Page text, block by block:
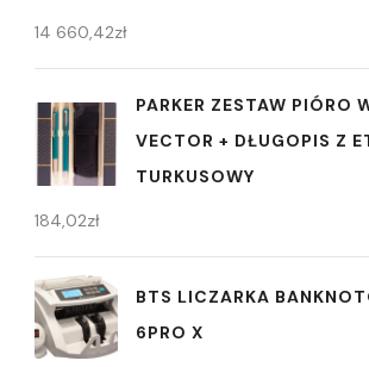
14 660,42zł
PARKER ZESTAW PIÓRO
VECTOR + DŁUGOPIS Z
TURKUSOWY
184,02zł
BTS LICZARKA
6PRO X